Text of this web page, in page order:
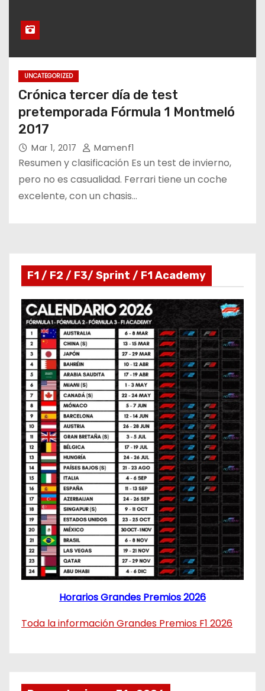
UNCATEGORIZED
Crónica tercer día de test
pretemporada Fórmula 1 Montmeló
2017
Mar 1, 2017 Mamenf1
Resumen y clasificación Es un test de invierno,
pero no es casualidad. Ferrari tiene un coche
excelente, con un chasis…
F1 / F2 / F3/ Sprint / F1 Academy
Horarios Grandes Premios 2026
Toda la información Grandes Premios F1 2026